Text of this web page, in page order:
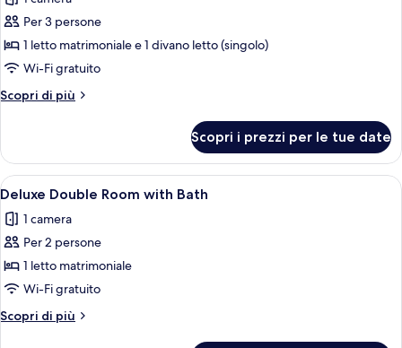
per
Studio,
Balcony
Pet
Per 3 persone
1 letto matrimoniale e 1 divano letto (singolo)
Wi-Fi gratuito
Scopri di più
Altri
Balcony
(Non-
Pet
Scopri i prezzi per le tue date
Apri
tutte
le
foto
per
Deluxe
Double
Room
Una camera dai toni rossi con vista
6
Deluxe Double Room with Bath
1 camera
Per 2 persone
1 letto matrimoniale
Wi-Fi gratuito
Scopri di più
Altri